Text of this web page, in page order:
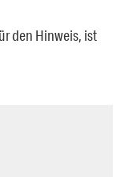
den Hinweis, ist